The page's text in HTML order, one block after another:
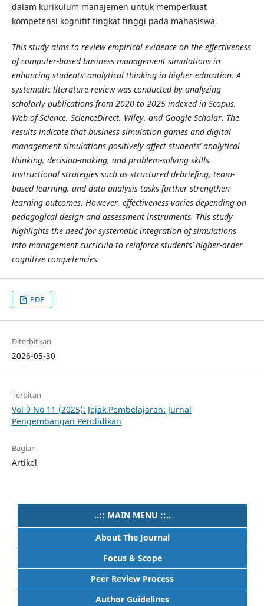
dalam kurikulum manajemen untuk memperkuat
kompetensi kognitif tingkat tinggi pada mahasiswa.
This study aims to review empirical evidence on the effectiveness
of computer-based business management simulations in
enhancing students’ analytical thinking in higher education. A
systematic literature review was conducted by analyzing
scholarly publications from 2020 to 2025 indexed in Scopus,
Web of Science, ScienceDirect, Wiley, and Google Scholar. The
results indicate that business simulation games and digital
management simulations positively affect students’ analytical
thinking, decision-making, and problem-solving skills.
Instructional strategies such as structured debriefing, team-
based learning, and data analysis tasks further strengthen
learning outcomes. However, effectiveness varies depending on
pedagogical design and assessment instruments. This study
highlights the need for systematic integration of simulations
into management curricula to reinforce students’ higher-order
cognitive competencies.
PDF
Diterbitkan
2026-05-30
Terbitan
Vol 9 No 11 (2025): Jejak Pembelajaran: Jurnal
Pengembangan Pendidikan
Bagian
Artikel
..:: MAIN MENU ::..
About The Journal
Focus & Scope
Peer Review Process
Author Guidelines